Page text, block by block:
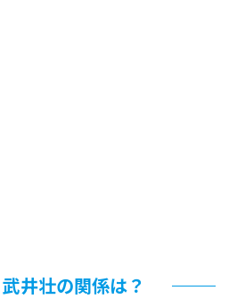
井壮の関係は？